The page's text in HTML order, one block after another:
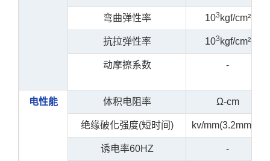
弯曲弹性率 103 kgf/cm²
抗拉弹性率 103 kgf/cm²
动摩擦系数 -
电性能 体积电阻率 Ω-cm
绝缘破化强度(短时间) kv/mm(3.2mm厚)
诱电率60HZ -